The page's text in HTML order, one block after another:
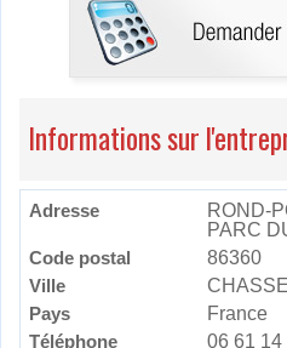
Informations sur
Adresse
ROND-
PARC
Code postal
86360
Ville
Pays
France
Téléphone
06 61 14